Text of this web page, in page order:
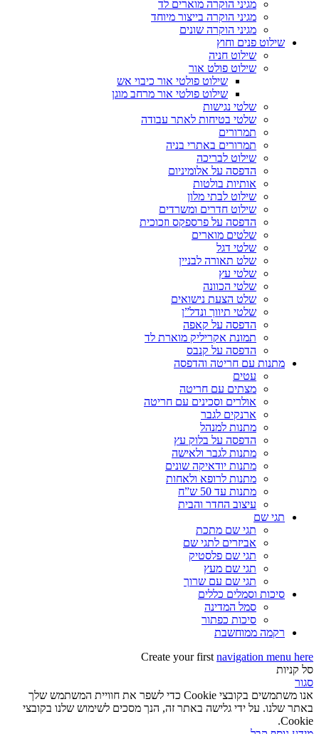
מגיני הוקרה מוארים לד
מגיני הוקרה בייצור מיוחד
מגיני הוקרה שונים
שילוט פנים וחוץ
שילוט חניה
שילוט פולט אור
שילוט פולטי אור כיבוי אש
שילוט פולטי אור מרחב מוגן
שלטי נגישות
שלטי בטיחות לאתר עבודה
תמרורים
תמרורים באתרי בניה
שילוט לבריכה
הדפסה על אלומיניום
אותיות בולטות
שילוט לבתי מלון
שילוט חדרים ומשרדים
הדפסה על פרספקס וזכוכית
שלטים מוארים
שלטי דגל
שלט תאורה לבניין
שלטי עץ
שלטי הכוונה
שלט הצעת נישואים
שלטי תיווך ונדל”ן
הדפסה על קאפה
תמונת אקריליק מוארת לד
הדפסה על קנבס
מתנות עם חריטה והדפסה
עטים
מצתים עם חריטה
אולרים וסכינים עם חריטה
ארנקים לגבר
מתנות למנהל
הדפסה על בלוק עץ
מתנות לגבר ולאישה
מתנות יודאיקה שונים
מתנות לרופא ולאחות
מתנות עד 50 ש”ח
עיצוב החדר והבית
תגי שם
תגי שם מתכת
אביזרים לתגי שם
תגי שם פלסטיק
תגי שם מעץ
תגי שם עם שרוך
סיכות וסמלים כללים
סמל המדינה
סיכות כפתור
רקמה ממוחשבת
Create your first navigation menu here
סל קניות
סגור
אנו משתמשים בקובצי Cookie כדי לשפר את חוויית המשתמש שלך
באתר שלנו. על ידי גלישה באתר זה, הנך מסכים לשימוש שלנו בקובצי
Cookie.